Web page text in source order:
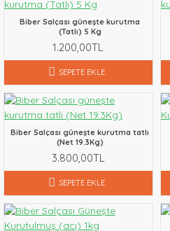
Biber Salçası güneşte kurutma
(Tatlı) 5 Kg
1.200,00TL
SEPETE EKLE
Biber Salçası güneşte kurutma tatlı
(Net 19.3Kg)
3.800,00TL
SEPETE EKLE